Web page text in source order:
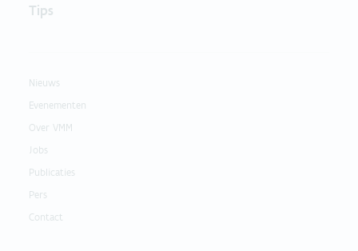
Tips
Nieuws
Evenementen
Over VMM
Jobs
Publicaties
Pers
Contact